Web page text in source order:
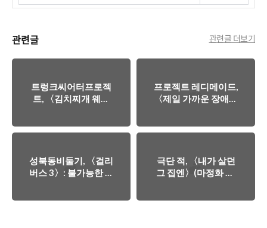
관련글 관련글 더보기
트렁크씨어터프로젝
트, 〈김치찌개 웨스
구멍들이 보여주는 한
들
프로젝트 레디메이드,
〈제일 가까운 장애인
행, 실재라는 배가되
성북동비둘기, 〈걸리
버스 3〉: 불가능한 실
극단 적, 〈내가 살던
그 집엔〉(마정화 작,